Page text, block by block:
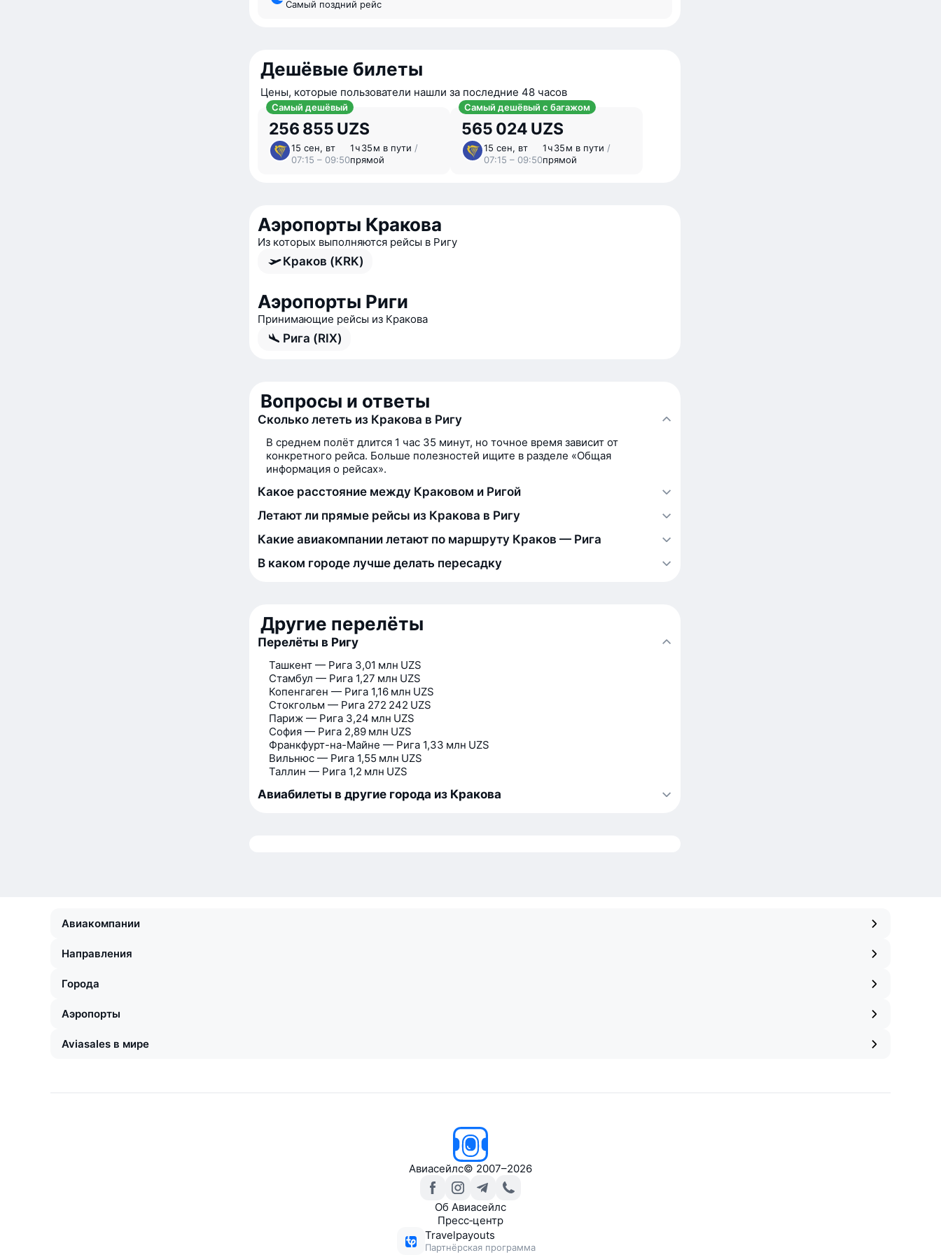
Самый поздний рейс
Дешёвые билеты
Цены, которые пользователи нашли за последние 48 часов
Самый дешёвый
256 855 UZS
15 сен, вт
07:15 – 09:50
1 ⁠ч 35 ⁠м в пути /
прямой
Самый дешёвый с багажом
565 024 UZS
15 сен, вт
07:15 – 09:50
1 ⁠ч 35 ⁠м в пути /
прямой
Аэропорты Кракова
Из которых выполняются рейсы в Ригу
Краков (KRK)
Аэропорты Риги
Принимающие рейсы из Кракова
Рига (RIX)
Вопросы и ответы
Сколько лететь из Кракова в Ригу
В среднем полёт длится 1 час 35 минут, но точное время зависит от
конкретного рейса. Больше полезностей ищите в разделе «Общая
информация о рейсах».
Какое расстояние между Краковом и Ригой
Летают ли прямые рейсы из Кракова в Ригу
Какие авиакомпании летают по маршруту Краков — Рига
В каком городе лучше делать пересадку
Другие перелёты
Перелёты в Ригу
Ташкент — Рига 3,01 млн UZS
Стамбул — Рига 1,27 млн UZS
Копенгаген — Рига 1,16 млн UZS
Стокгольм — Рига 272 242 UZS
Париж — Рига 3,24 млн UZS
София — Рига 2,89 млн UZS
Франкфурт-на-Майне — Рига 1,33 млн UZS
Вильнюс — Рига 1,55 млн UZS
Таллин — Рига 1,2 млн UZS
Авиабилеты в другие города из Кракова
Авиакомпании
Направления
Города
Аэропорты
Aviasales в мире
Авиасейлс© 2007–2026
Об Авиасейлс
Пресс‑центр
Travelpayouts
Партнёрская программа